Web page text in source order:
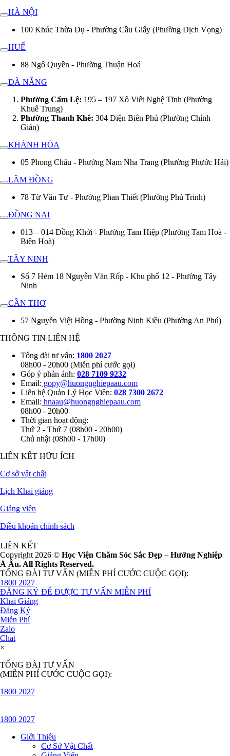
HÀ NỘI
100 Khúc Thừa Dụ - Phường Cầu Giấy (Phường Dịch Vọng)
HUẾ
88 Ngô Quyền - Phường Thuận Hoá
ĐÀ NẴNG
Phường Cẩm Lệ: 195 – 197 Xô Viết Nghệ Tĩnh (Phường
Khuê Trung)
Phường Thanh Khê: 304 Điện Biên Phủ (Phường Chính
Gián)
KHÁNH HÒA
05 Phong Châu - Phường Nam Nha Trang (Phường Phước Hải)
LÂM ĐỒNG
78 Từ Văn Tư - Phường Phan Thiết (Phường Phú Trinh)
ĐỒNG NAI
013 – 014 Đồng Khởi - Phường Tam Hiệp (Phường Tam Hoà -
Biên Hoà)
TÂY NINH
Số 7 Hẻm 18 Nguyễn Văn Rốp - Khu phố 12 - Phường Tây
Ninh
CẦN THƠ
57 Nguyễn Việt Hồng - Phường Ninh Kiều (Phường An Phú)
THÔNG TIN LIÊN HỆ
Tổng đài tư vấn: 1800 2027
08h00 - 20h00 (Miễn phí cước gọi)
Góp ý phản ánh: 028 7109 9232
Email: gopy@huongnghiepaau.com
Liên hệ Quản Lý Học Viên: 028 7300 2672
Email: hnaau@huongnghiepaau.com
08h00 - 20h00
Thời gian hoạt động:
Thứ 2 - Thứ 7 (08h00 - 20h00)
Chủ nhật (08h00 - 17h00)
LIÊN KẾT HỮU ÍCH
Cơ sở vật chất
Lịch Khai giảng
Giảng viên
Điều khoản chính sách
LIÊN KẾT
Copyright 2026 © Học Viện Chăm Sóc Sắc Đẹp – Hướng Nghiệp
Á Âu. All Rights Reserved.
TỔNG ĐÀI TƯ VẤN (MIỄN PHÍ CƯỚC CUỘC GỌI):
1800 2027
ĐĂNG KÝ ĐỂ ĐƯỢC TƯ VẤN MIỄN PHÍ
Khai Giảng
Đăng Ký
Miễn Phí
Zalo
Chat
×
TỔNG ĐÀI TƯ VẤN
(MIỄN PHÍ CƯỚC CUỘC GỌI):
1800 2027
1800 2027
Giới Thiệu
Cơ Sở Vật Chất